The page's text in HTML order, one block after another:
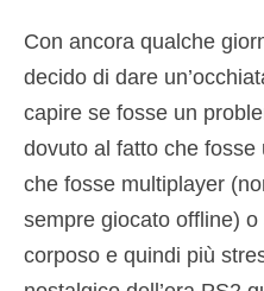
Con ancora qualche
decido di dare
capire se fosse un
dovuto al fatto che
che fosse multiplayer
sempre giocato offline)
corposo e quindi più